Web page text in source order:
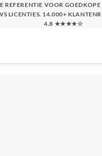
REFERENTIE VOOR
LICENTIES. 14.000+
4.8 ★★★★☆